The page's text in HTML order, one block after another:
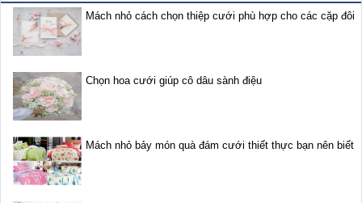
Mách nhỏ cách chọn thiệp cưới phù hợp cho các cặp đôi
Chọn hoa cưới giúp cô dâu sành điệu
Mách nhỏ bảy món quà đám cưới thiết thực bạn nên biết